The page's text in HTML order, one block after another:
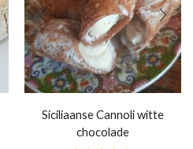
Siciliaanse Cannoli witte
chocolade